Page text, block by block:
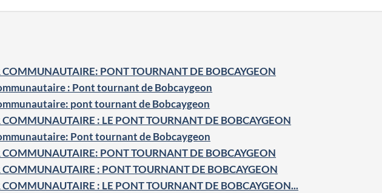
COMMUNAUTAIRE: PONT TOURNANT DE BOBCAYGEON
: Pont tournant de Bobcaygeon
pont tournant de Bobcaygeon
COMMUNAUTAIRE : LE PONT TOURNANT DE BOBCAYGEON
Pont tournant de Bobcaygeon
COMMUNAUTAIRE: PONT TOURNANT DE BOBCAYGEON
COMMUNAUTAIRE : PONT TOURNANT DE BOBCAYGEON
COMMUNAUTAIRE : LE PONT TOURNANT DE BOBCAYGEON...